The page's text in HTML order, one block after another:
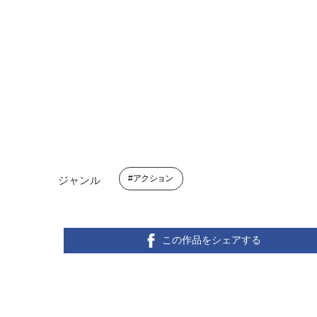
ジャンル アクション
この作品をシェアする